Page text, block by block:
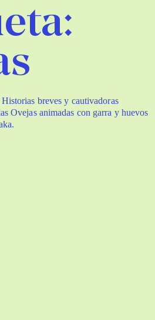
breves y cautivadoras
Ovejas animadas con garra y huevos